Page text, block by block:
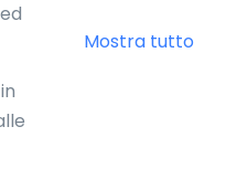
Mostra tutto